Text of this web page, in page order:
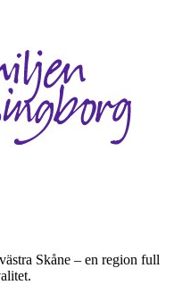
Skåne – en region full